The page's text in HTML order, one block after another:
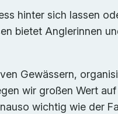
hinter sich lassen
bietet Anglerinnen
Gewässern,
wir großen Wert
wichtig wie der